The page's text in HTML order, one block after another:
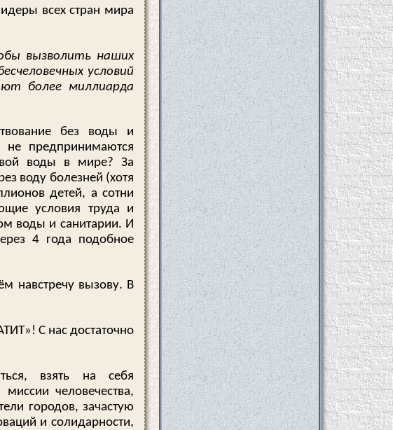
всех стран мира
вызволить наших
условий
более миллиарда
без воды и
предпринимаются
воды в мире? За
воду болезней (хотя
детей, а сотни
условия труда и
воды и санитарии. И
4 года подобное
навстречу вызову. В
С нас достаточно
взять на себя
человечества,
городов, зачастую
и солидарности,